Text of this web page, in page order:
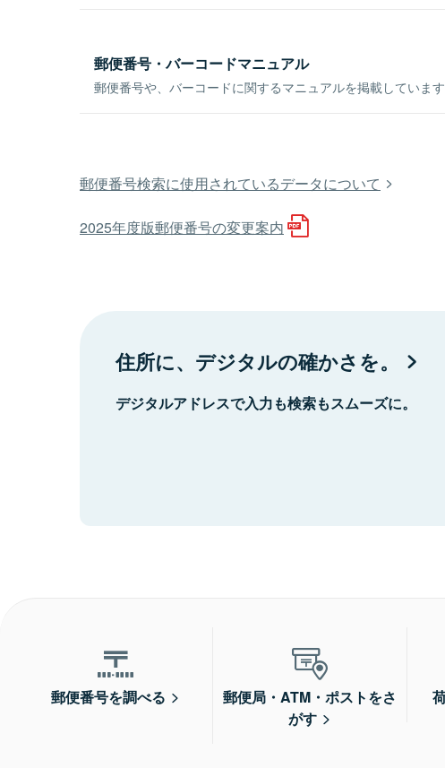
郵便番号・バーコードマニュアル
郵便番号や、バーコードに関するマニュアルを掲載しています
郵便番号検索に使用されているデータについて
2025年度版郵便番号の変更案内
住所に、デジタルの確かさを。
デジタルアドレスで入力も検索もスムーズに。
郵便番号を調べる
郵便局・ATM・ポストをさ
がす